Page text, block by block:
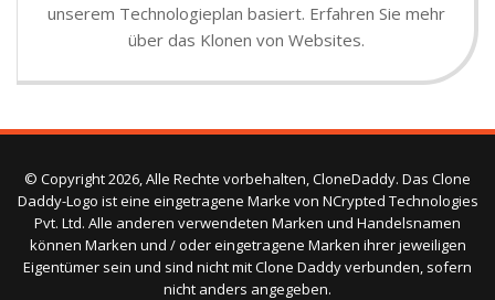
unserem Technologieplan basiert. Erfahren Sie mehr
über das Klonen von Websites.
© Copyright 2026, Alle Rechte vorbehalten, CloneDaddy. Das Clone
Daddy-Logo ist eine eingetragene Marke von NCrypted Technologies
Pvt. Ltd. Alle anderen verwendeten Marken und Handelsnamen
können Marken und / oder eingetragene Marken ihrer jeweiligen
Eigentümer sein und sind nicht mit Clone Daddy verbunden, sofern
nicht anders angegeben.